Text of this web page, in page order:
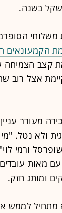
הקמעונאים
קצב
אצל רוב
מעורר
ולא נטל.
ורמי
מאות
ומותג חזק.
מתחיל